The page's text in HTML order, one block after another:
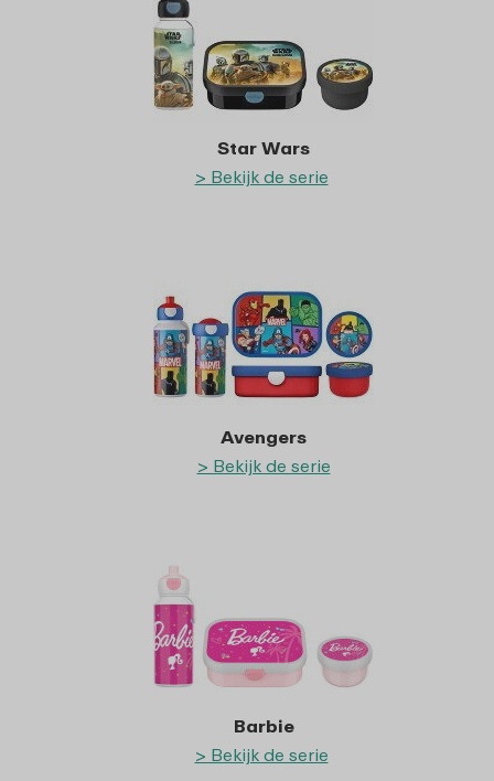
Star Wars
> Bekijk de serie
Avengers
> Bekijk de serie
Barbie
> Bekijk de serie